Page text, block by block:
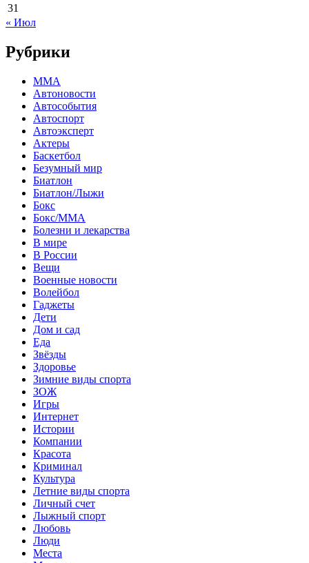
31
« Июл
Рубрики
MMA
Автоновости
Автособытия
Автоспорт
Автоэксперт
Актеры
Баскетбол
Безумный мир
Биатлон
Биатлон/Лыжи
Бокс
Бокс/MMA
Болезни и лекарства
В мире
В России
Вещи
Военные новости
Волейбол
Гаджеты
Дети
Дом и сад
Еда
Звёзды
Здоровье
Зимние виды спорта
ЗОЖ
Игры
Интернет
Истории
Компании
Красота
Криминал
Культура
Летние виды спорта
Личный счет
Лыжный спорт
Любовь
Люди
Места